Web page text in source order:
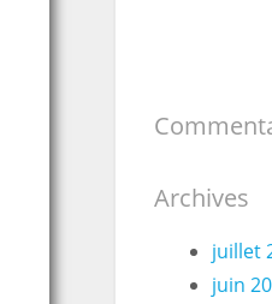
Archives
juillet
juin